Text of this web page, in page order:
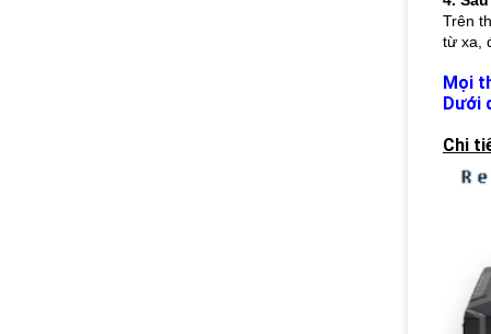
Trên
từ xa,
Mọi
Dưới
Chi